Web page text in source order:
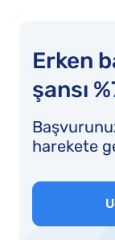
Erken
şansı
harekete